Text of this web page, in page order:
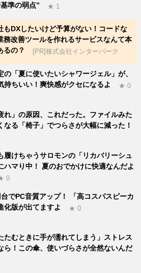
準の弱点”
★ 1
もDXしたいけど予算がない！コードな
務改善ツールを作れるサービスなんて本
るの？
[PR]株式会社インターパーク
の「夏に使いたいシャワージェル」が、
持ちいい！爽快感がクセになるよ
★ 0
れ」の原因、これだった。ファイルみた
なる「椅子」でつらさが大幅に減った！
履けちゃうサロモンの「リカバリーシュ
ハマり中！ 夏のおでかけに快適なんだよ
0
でPC音質アップ！ 「高コスパスピーカ
化版が出てますよ
★ 0
たむときに手が濡れてしまう」ストレス
ら！この傘、使いづらさが全然ないんだ